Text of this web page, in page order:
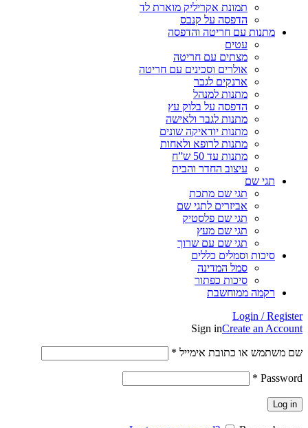
תמונת אקריליק מוארת לד
הדפסה על קנבס
מתנות עם חריטה והדפסה
עטים
מצתים עם חריטה
אולרים וסכינים עם חריטה
ארנקים לגבר
מתנות למנהל
הדפסה על בלוק עץ
מתנות לגבר ולאישה
מתנות יודאיקה שונים
מתנות לרופא ולאחות
מתנות עד 50 ש”ח
עיצוב החדר והבית
תגי שם
תגי שם מתכת
אביזרים לתגי שם
תגי שם פלסטיק
תגי שם מעץ
תגי שם עם שרוך
סיכות וסמלים כללים
סמל המדינה
סיכות כפתור
רקמה ממוחשבת
Login / Register
Sign inCreate an Account
שם משתמש או כתובת אימייל *
Password
*
Log in